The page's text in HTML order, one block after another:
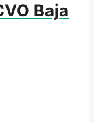
Baja